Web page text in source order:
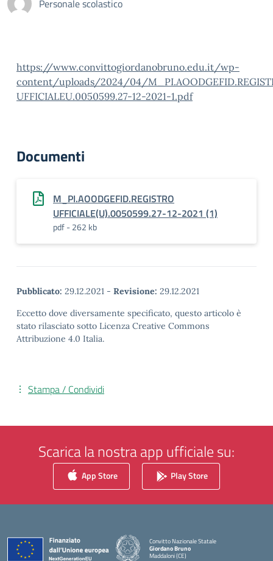
Personale scolastico
https://www.convittogiordanobruno.edu.it/wp-
content/uploads/2024/04/
UFFICIALEU.0050599.27-12-2021-1.pdf
Documenti
M_PI.AOODGEFID.REGISTRO
UFFICIALE(U).0050599.27-12-2021 (1)
pdf - 262 kb
Pubblicato: 29.12.2021 - Revisione: 29.12.2021
Eccetto dove diversamente specificato, questo articolo è
stato rilasciato sotto Licenza Creative Commons
Attribuzione 4.0 Italia.
Stampa / Condividi
Scarica la nostra app ufficiale su:
App Store Play Store
Convitto Nazionale Statale
Giordano Bruno
Maddaloni (CE)